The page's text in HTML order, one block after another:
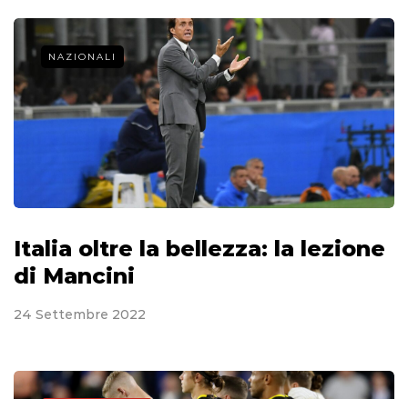
NAZIONALI
Italia oltre la bellezza: la lezione
di Mancini
24 Settembre 2022